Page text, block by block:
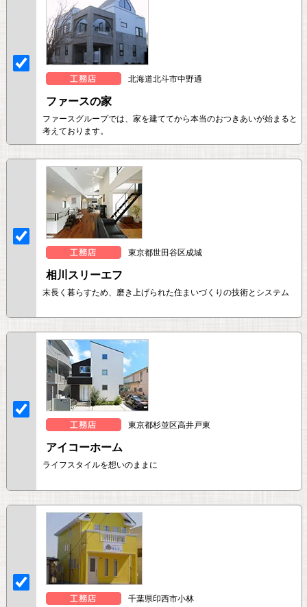
北海道北斗市中野通
ファースの家
ファースグループでは、家を建ててから本当のおつきあいが始まると
考えております。
東京都世田谷区成城
相川スリーエフ
末長く暮らすため、磨き上げられた住まいづくりの技術とシステム
東京都杉並区高井戸東
アイコーホーム
ライフスタイルを想いのままに
千葉県印西市小林